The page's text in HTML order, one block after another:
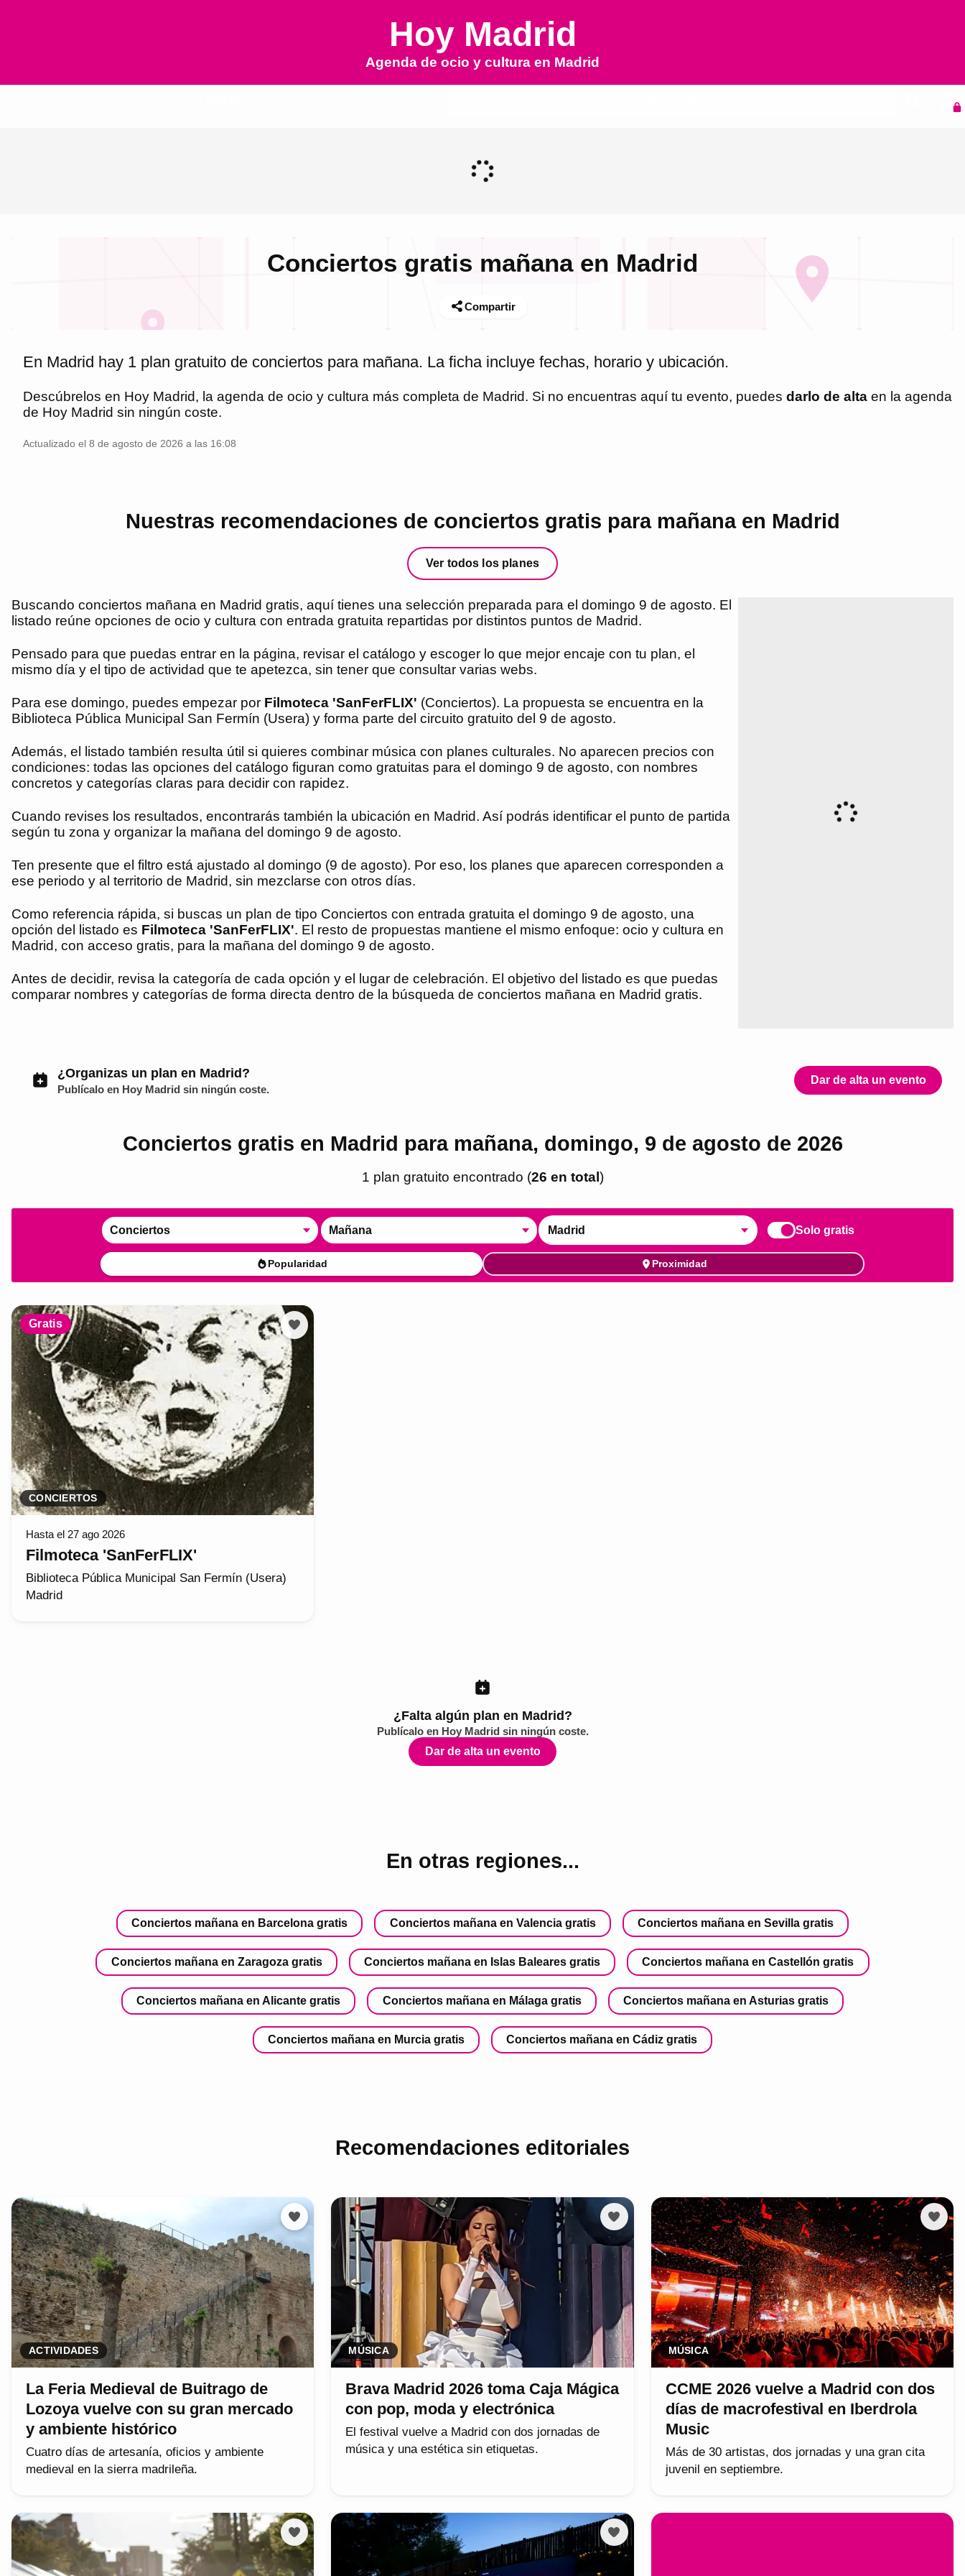
Hoy Madrid
Agenda de ocio y cultura en Madrid
Conciertos gratis mañana en Madrid
Compartir
En Madrid hay 1 plan gratuito de conciertos para mañana. La ficha incluye fechas, horario y ubicación.
Descúbrelos en Hoy Madrid, la agenda de ocio y cultura más completa de Madrid. Si no encuentras aquí tu evento, puedes darlo de alta en la agenda
de Hoy Madrid sin ningún coste.
Actualizado el 8 de agosto de 2026 a las 16:08
Nuestras recomendaciones de conciertos gratis para mañana en Madrid
Ver todos los planes
Buscando conciertos mañana en Madrid gratis, aquí tienes una selección preparada para el domingo 9 de agosto. El
listado reúne opciones de ocio y cultura con entrada gratuita repartidas por distintos puntos de Madrid.
Pensado para que puedas entrar en la página, revisar el catálogo y escoger lo que mejor encaje con tu plan, el
mismo día y el tipo de actividad que te apetezca, sin tener que consultar varias webs.
Para ese domingo, puedes empezar por Filmoteca 'SanFerFLIX' (Conciertos). La propuesta se encuentra en la
Biblioteca Pública Municipal San Fermín (Usera) y forma parte del circuito gratuito del 9 de agosto.
Además, el listado también resulta útil si quieres combinar música con planes culturales. No aparecen precios con
condiciones: todas las opciones del catálogo figuran como gratuitas para el domingo 9 de agosto, con nombres
concretos y categorías claras para decidir con rapidez.
Cuando revises los resultados, encontrarás también la ubicación en Madrid. Así podrás identificar el punto de partida
según tu zona y organizar la mañana del domingo 9 de agosto.
Ten presente que el filtro está ajustado al domingo (9 de agosto). Por eso, los planes que aparecen corresponden a
ese periodo y al territorio de Madrid, sin mezclarse con otros días.
Como referencia rápida, si buscas un plan de tipo Conciertos con entrada gratuita el domingo 9 de agosto, una
opción del listado es Filmoteca 'SanFerFLIX'. El resto de propuestas mantiene el mismo enfoque: ocio y cultura en
Madrid, con acceso gratis, para la mañana del domingo 9 de agosto.
Antes de decidir, revisa la categoría de cada opción y el lugar de celebración. El objetivo del listado es que puedas
comparar nombres y categorías de forma directa dentro de la búsqueda de conciertos mañana en Madrid gratis.
¿Organizas un plan en Madrid?
Publícalo en Hoy Madrid sin ningún coste.
Dar de alta un evento
Conciertos gratis en Madrid para mañana, domingo, 9 de agosto de 2026
1 plan gratuito encontrado (26 en total )
Conciertos Mañana Madrid Solo gratis
Popularidad Proximidad
Gratis
CONCIERTOS
Hasta el 27 ago 2026
Filmoteca 'SanFerFLIX'
Biblioteca Pública Municipal San Fermín (Usera)
Madrid
¿Falta algún plan en Madrid?
Publícalo en Hoy Madrid sin ningún coste.
Dar de alta un evento
En otras regiones...
Conciertos mañana en Barcelona gratis Conciertos mañana en Valencia gratis Conciertos mañana en Sevilla gratis
Conciertos mañana en Zaragoza gratis Conciertos mañana en Islas Baleares gratis Conciertos mañana en Castellón gratis
Conciertos mañana en Alicante gratis Conciertos mañana en Málaga gratis Conciertos mañana en Asturias gratis
Conciertos mañana en Murcia gratis Conciertos mañana en Cádiz gratis
Recomendaciones editoriales
ACTIVIDADES
La Feria Medieval de Buitrago de
Lozoya vuelve con su gran mercado
y ambiente histórico
Cuatro días de artesanía, oficios y ambiente
medieval en la sierra madrileña.
MÚSICA
Brava Madrid 2026 toma Caja Mágica
con pop, moda y electrónica
El festival vuelve a Madrid con dos jornadas de
música y una estética sin etiquetas.
MÚSICA
CCME 2026 vuelve a Madrid con dos
días de macrofestival en Iberdrola
Music
Más de 30 artistas, dos jornadas y una gran cita
juvenil en septiembre.